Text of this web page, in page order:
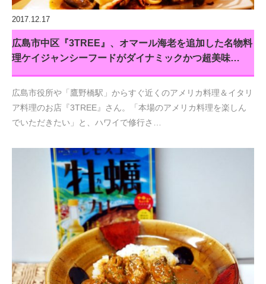
2017.12.17
広島市中区『3TREE』、オマール海老を追加した名物料
理ケイジャンシーフードがダイナミックかつ超美味…
広島市役所や「鷹野橋駅」からすぐ近くのアメリカ料理＆イタリ
ア料理のお店『3TREE』さん。「本場のアメリカ料理を楽しん
でいただきたい」と、ハワイで修行さ…